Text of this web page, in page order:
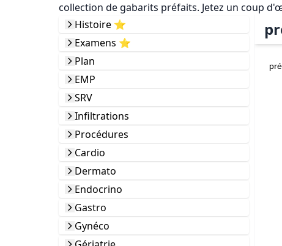
collection de gabarits préfaits. Jetez un coup
Histoire ⭐️
Examens ⭐️
Plan
EMP
SRV
Infiltrations
Procédures
Cardio
Dermato
Endocrino
Gastro
Gynéco